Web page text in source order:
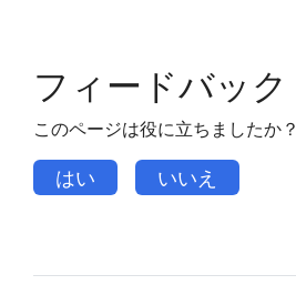
フィードバック
このページは役に立ちましたか？
はい いいえ